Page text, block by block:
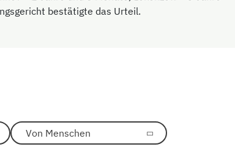
bestätigte das Urteil.
Von Menschen